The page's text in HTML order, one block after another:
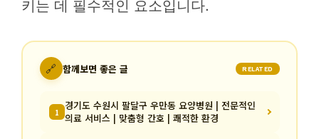
키는 데 필수적인 요소입니다.
🔗 함께보면 좋은 글 RELATED
1 경기도 수원시 팔달구 우만동 요양병원 | 전문적인
의료 서비스 | 맞춤형 간호 | 쾌적한 환경